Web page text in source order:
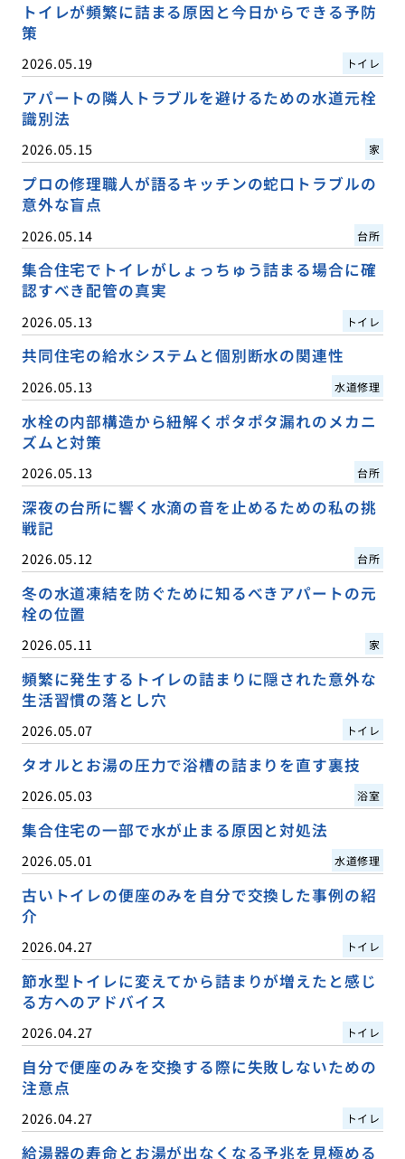
トイレが頻繁に詰まる原因と今日からできる予防
策
2026.05.19 トイレ
アパートの隣人トラブルを避けるための水道元栓
識別法
2026.05.15 家
プロの修理職人が語るキッチンの蛇口トラブルの
意外な盲点
2026.05.14 台所
集合住宅でトイレがしょっちゅう詰まる場合に確
認すべき配管の真実
2026.05.13 トイレ
共同住宅の給水システムと個別断水の関連性
2026.05.13 水道修理
水栓の内部構造から紐解くポタポタ漏れのメカニ
ズムと対策
2026.05.13 台所
深夜の台所に響く水滴の音を止めるための私の挑
戦記
2026.05.12 台所
冬の水道凍結を防ぐために知るべきアパートの元
栓の位置
2026.05.11 家
頻繁に発生するトイレの詰まりに隠された意外な
生活習慣の落とし穴
2026.05.07 トイレ
タオルとお湯の圧力で浴槽の詰まりを直す裏技
2026.05.03 浴室
集合住宅の一部で水が止まる原因と対処法
2026.05.01 水道修理
古いトイレの便座のみを自分で交換した事例の紹
介
2026.04.27 トイレ
節水型トイレに変えてから詰まりが増えたと感じ
る方へのアドバイス
2026.04.27 トイレ
自分で便座のみを交換する際に失敗しないための
注意点
2026.04.27 トイレ
給湯器の寿命とお湯が出なくなる予兆を見極める